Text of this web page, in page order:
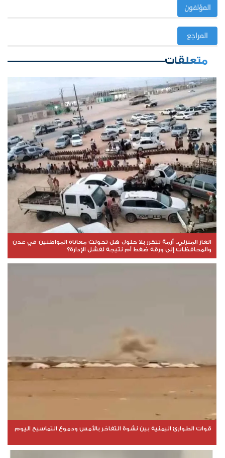
المؤلفون
المراجع
متعلقات
الغاز المنزلي.. أزمة تتكرر بلا حلول هل تحولت معاناة المواطنين في عدن
والمحافظات إلى ورقة ضغط أم نتيجة لفشل الإدارة؟
قوات الطوارئ اليمنية بين نشوة التفاخر بالأمس ودموع التماسيح اليوم